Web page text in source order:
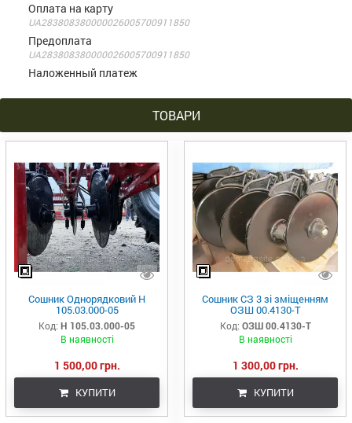
Оплата на карту
UA283808380000026005700911850
Предоплата
UA283808380000026005700911850
Наложенный платеж
ТОВАРИ
Сошник Однорядковий Н
105.03.000-05
Код: Н 105.03.000-05
В наявності
1 500,00 грн.
КУПИТИ
Сошник СЗ 3 зі зміщенням
ОЗШ 00.4130-Т
Код: ОЗШ 00.4130-Т
В наявності
1 300,00 грн.
КУПИТИ